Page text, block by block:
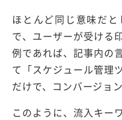
ほとんど同じ意味だ
で、ユーザーが受ける
例であれば、記事内の
て「スケジュール管理
だけで、コンバージョ
このように、流入キー